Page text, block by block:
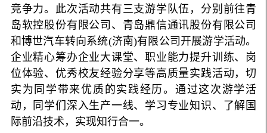
竞争力。此次活动共有三支游学队伍，分别前往青
岛软控股份有限公司、青岛鼎信通讯股份有限公司
和博世汽车转向系统(济南)有限公司开展游学活动。
企业精心筹办企业大课堂、职业能力提升训练、岗
位体验、优秀校友经验分享等高质量实践活动，切
实为同学带来优质的实践经历。通过这次游学活
动，同学们深入生产一线、学习专业知识、了解国
际前沿技术，实现知行合一。